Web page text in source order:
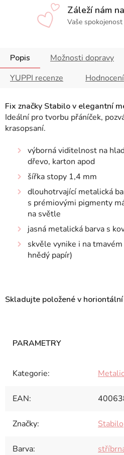
Záleží nám
Vaše
Popis Možnosti dopravy
YUPPI recenze
Fix značky Stabilo v elegantní
Ideální pro tvorbu přáníček,
krasopsaní.
výborná viditelnost na
dřevo, karton apod
šířka stopy 1,4 mm
dlouhotrvající metalická
s prémiovými pigmenty
na světle
jasná metalická barva s
skvěle vynike i na
hnědý papír)
Skladujte položené v
Kategorie:
EAN:
Značky: Stabilo
Barva: